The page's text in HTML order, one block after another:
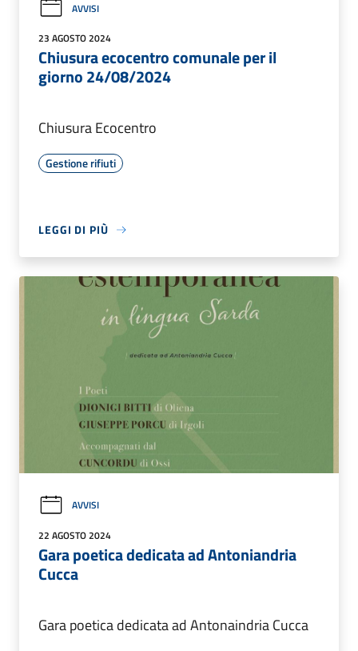
AVVISI
23 AGOSTO 2024
Chiusura ecocentro comunale per il
giorno 24/08/2024
Chiusura Ecocentro
Gestione rifiuti
LEGGI DI PIÙ
AVVISI
22 AGOSTO 2024
Gara poetica dedicata ad Antoniandria
Cucca
Gara poetica dedicata ad Antonaindria Cucca